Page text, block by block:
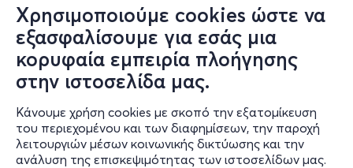
Χρησιμοποιούμε cookies ώστε να
εξασφαλίσουμε για εσάς μια
κορυφαία εμπειρία πλοήγησης
στην ιστοσελίδα μας.
Κάνουμε χρήση cookies με σκοπό την εξατομίκευση
του περιεχομένου και των διαφημίσεων, την παροχή
λειτουργιών μέσων κοινωνικής δικτύωσης και την
ανάλυση της επισκεψιμότητας των ιστοσελίδων μας.
Πληροφορίες
Υποστήριξη
Stay Connected